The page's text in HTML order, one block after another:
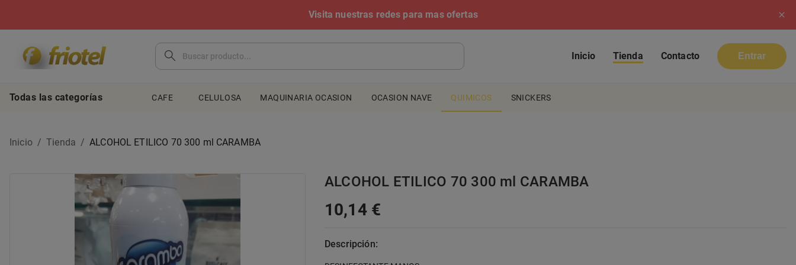
Visita nuestras redes para mas ofertas
Inicio Tienda Contacto Entrar
Todas las categorías CAFE CELULOSA MAQUINARIA OCASION OCASION NAVE QUIMICOS SNICKERS
Inicio / Tienda / ALCOHOL ETILICO 70 300 ml CARAMBA
ALCOHOL ETILICO 70 300 ml CARAMBA
10,14 €
Descripción: